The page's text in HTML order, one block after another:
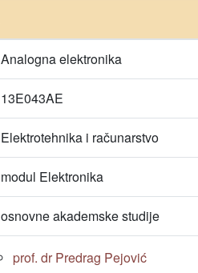
Analogna elektronika
13E043AE
Elektrotehnika i računarstvo
modul Elektronika
osnovne akademske studije
prof. dr Predrag Pejović